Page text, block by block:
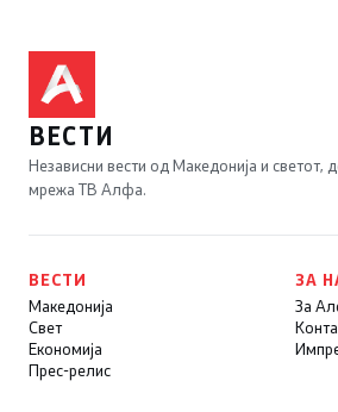
ВЕСТИ
Независни вести од Македонија и светот,
мрежа ТВ Алфа.
ВЕСТИ
Македонија
Свет
Економија
Прес-релис
ЗА
За